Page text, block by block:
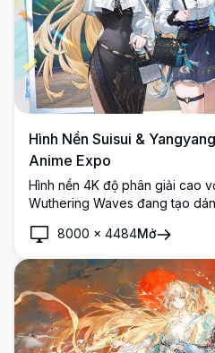
Hình Nền Suisui &
Anime Expo
Hình nền 4K độ phân giải cao
Wuthering Waves đang tạo
vai sành điệu dưới bầu trời xanh
8000 × 4484Mở